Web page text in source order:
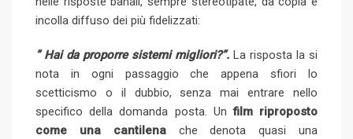
incolla diffuso dei più fidelizzati:
” Hai da proporre sistemi migliori?”. La risposta la si
nota in ogni passaggio che appena sfiori lo
scetticismo o il dubbio, senza mai entrare nello
specifico della domanda posta. Unfilm riproposto
come una cantilenache denota quasi una